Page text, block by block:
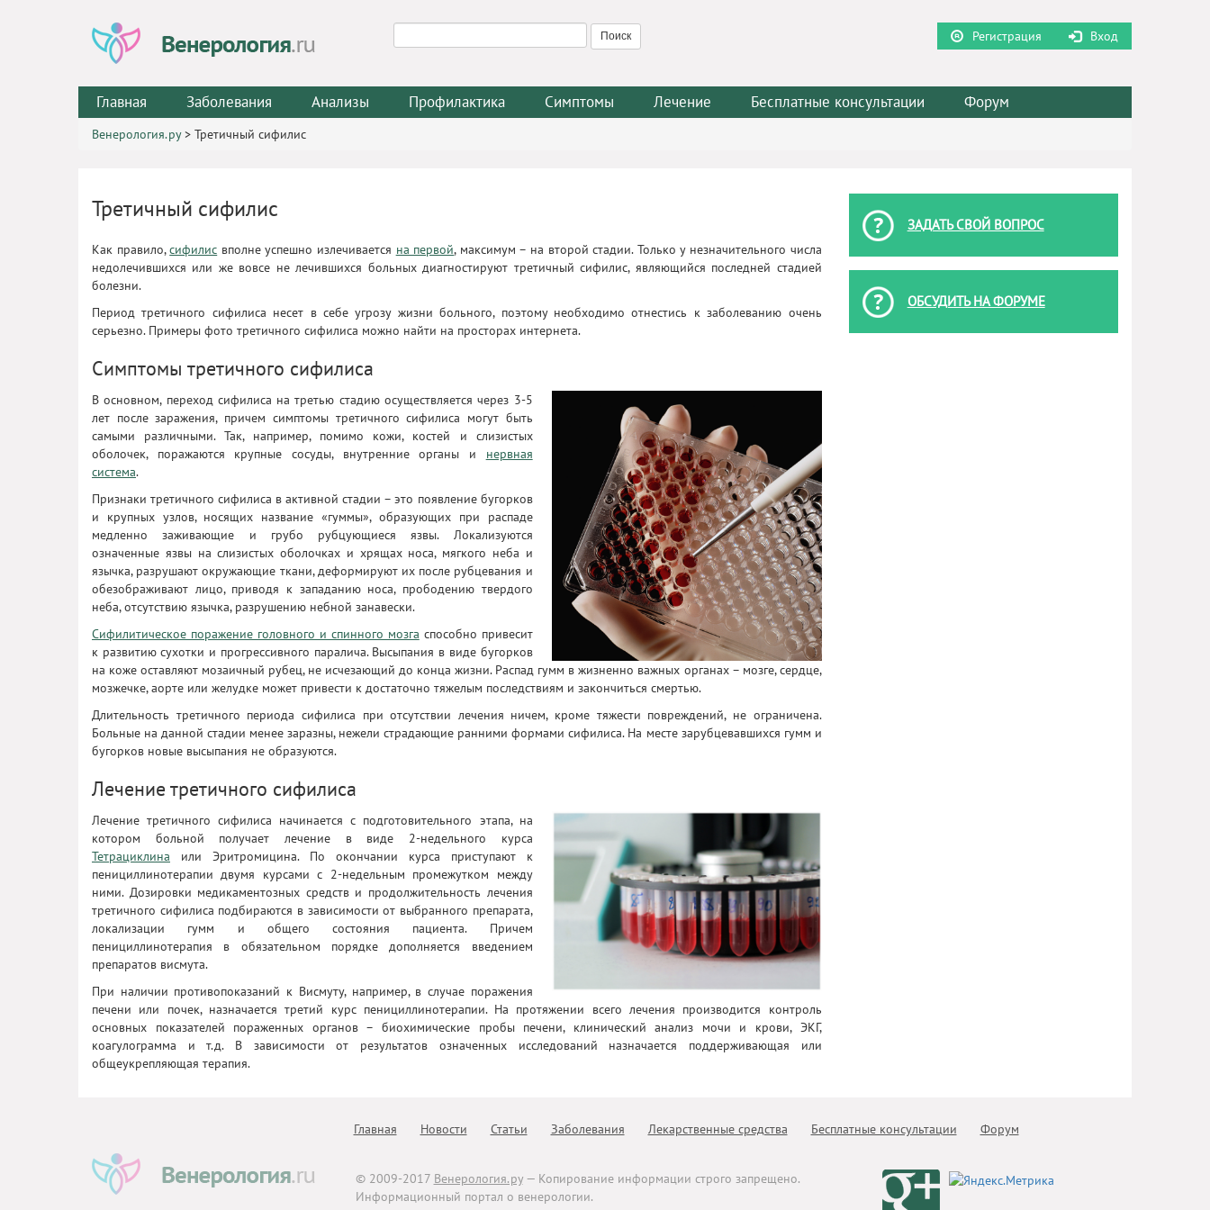
Регистрация Вход
Главная Заболевания Анализы Профилактика Симптомы Лечение Бесплатные консультации Форум
Венерология.ру> Третичный сифилис
Третичный сифилис
Как правило,сифилис вполне успешно излечивается на первой, максимум – на второй стадии. Только у незначительного числа
недолечившихся или же вовсе не лечившихся больных диагностируют третичный сифилис, являющийся последней стадией
болезни.
Период третичного сифилиса несет в себе угрозу жизни больного, поэтому необходимо отнестись к заболеванию очень
серьезно. Примеры фото третичного сифилиса можно найти на просторах интернета.
Симптомы третичного сифилиса
В основном, переход сифилиса на третью стадию осуществляется через 3-5
лет после заражения, причем симптомы третичного сифилиса могут быть
самыми различными. Так, например, помимо кожи, костей и слизистых
оболочек, поражаются крупные сосуды, внутренние органы и нервная
система.
Признаки третичного сифилиса в активной стадии – это появление бугорков
и крупных узлов, носящих название «гуммы», образующих при распаде
медленно заживающие и грубо рубцующиеся язвы. Локализуются
означенные язвы на слизистых оболочках и хрящах носа, мягкого неба и
язычка, разрушают окружающие ткани, деформируют их после рубцевания и
обезображивают лицо, приводя к западанию носа, прободению твердого
неба, отсутствию язычка, разрушению небной занавески.
Сифилитическое поражение головного и спинного мозга способно привесит
к развитию сухотки и прогрессивного паралича. Высыпания в виде бугорков
на коже оставляют мозаичный рубец, не исчезающий до конца жизни. Распад гумм в жизненно важных органах – мозге, сердце,
мозжечке, аорте или желудке может привести к достаточно тяжелым последствиям и закончиться смертью.
Длительность третичного периода сифилиса при отсутствии лечения ничем, кроме тяжести повреждений, не ограничена.
Больные на данной стадии менее заразны, нежели страдающие ранними формами сифилиса. На месте зарубцевавшихся гумм и
бугорков новые высыпания не образуются.
Лечение третичного сифилиса
Лечение третичного сифилиса начинается с подготовительного этапа, на
котором больной получает лечение в виде 2-недельного курса
Тетрациклина или Эритромицина. По окончании курса приступают к
пенициллинотерапии двумя курсами с 2-недельным промежутком между
ними. Дозировки медикаментозных средств и продолжительность лечения
третичного сифилиса подбираются в зависимости от выбранного препарата,
локализации гумм и общего состояния пациента. Причем
пенициллинотерапия в обязательном порядке дополняется введением
препаратов висмута.
При наличии противопоказаний к Висмуту, например, в случае поражения
печени или почек, назначается третий курс пенициллинотерапии. На протяжении всего лечения производится контроль
основных показателей пораженных органов – биохимические пробы печени, клинический анализ мочи и крови, ЭКГ,
коагулограмма и т.д. В зависимости от результатов означенных исследований назначается поддерживающая или
общеукрепляющая терапия.
ЗАДАТЬ СВОЙ ВОПРОС
ОБСУДИТЬ НА ФОРУМЕ
Главная Новости Статьи Заболевания Лекарственные средства Бесплатные консультации Форум
© 2009-2017 Венерология.ру— Копирование информации строго запрещено.
Информационный портал о венерологии.